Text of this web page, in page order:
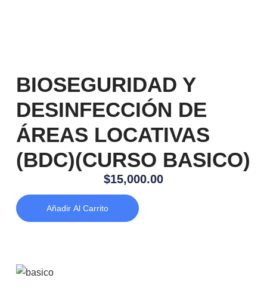
BIOSEGURIDAD Y
DESINFECCIÓN DE
ÁREAS LOCATIVAS
(BDC)(CURSO BASICO)
$15,000.00
Añadir Al Carrito